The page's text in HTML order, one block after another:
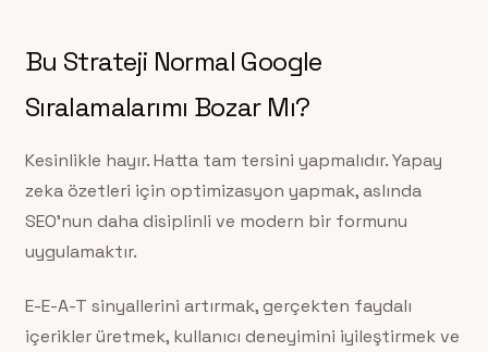
Bu Strateji Normal Google
Sıralamalarımı Bozar Mı?
Kesinlikle hayır. Hatta tam tersini yapmalıdır. Yapay
zeka özetleri için optimizasyon yapmak, aslında
SEO’nun daha disiplinli ve modern bir formunu
uygulamaktır.
E-E-A-T sinyallerini artırmak, gerçekten faydalı
içerikler üretmek, kullanıcı deneyimini iyileştirmek ve